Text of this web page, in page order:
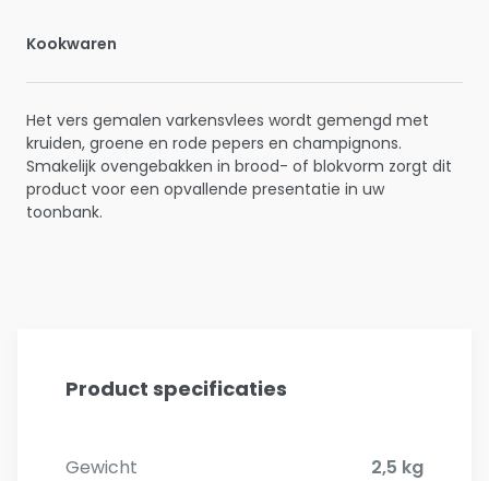
Kookwaren
Het vers gemalen varkensvlees wordt gemengd met
kruiden, groene en rode pepers en champignons.
Smakelijk ovengebakken in brood- of blokvorm zorgt dit
product voor een opvallende presentatie in uw
toonbank.
Product specificaties
Gewicht 2,5 kg